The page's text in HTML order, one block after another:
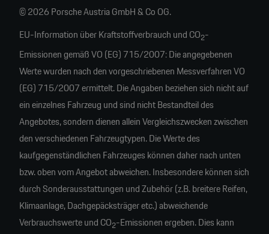
© 2026 Porsche Austria GmbH & Co OG.
EU-Information über Kraftstoffverbrauch und CO2-
Emissionen gemäß VO (EG) 715/2007: Die angegebenen
Werte wurden nach den vorgeschriebenen Messverfahren VO
(EG) 715/2007 ermittelt. Die Angaben beziehen sich nicht auf
ein einzelnes Fahrzeug und sind nicht Bestandteil des
Angebotes, sondern dienen allein Vergleichszwecken zwischen
den verschiedenen Fahrzeugtypen. Die Werte des
kaufgegenständlichen Fahrzeuges können daher nach unten
bzw. oben vom Angebot abweichen. Insbesondere können sich
durch Sonderausstattungen und Zubehör (z.B. breitere Reifen,
Klimaanlage, Dachgepäcksträger etc.) abweichende
Verbrauchswerte und CO2-Emissionen ergeben. Dies kann